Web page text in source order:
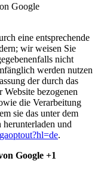
Google
eine entsprechende
wir weisen Sie
nicht
werden nutzen
der durch das
bezogenen
die Verarbeitung
sie das unter dem
und
.
Google +1